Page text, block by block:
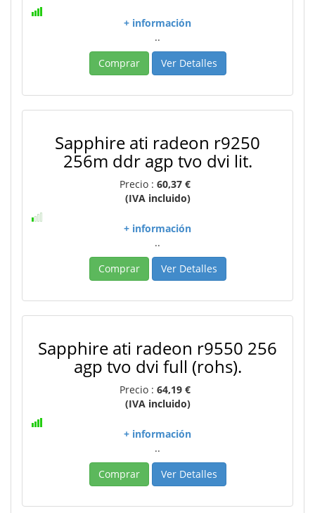
+ información
..
Comprar
Ver Detalles
Sapphire ati radeon r9250
256m ddr agp tvo dvi lit.
Precio : 60,37 €
(IVA incluido)
+ información
..
Comprar
Ver Detalles
Sapphire ati radeon r9550 256
agp tvo dvi full (rohs).
Precio : 64,19 €
(IVA incluido)
+ información
..
Comprar
Ver Detalles